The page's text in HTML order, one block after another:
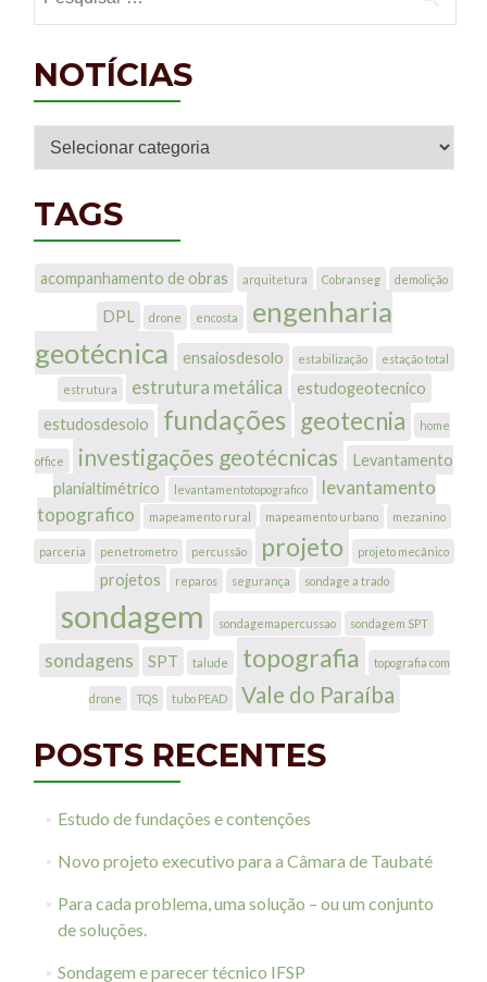
NOTÍCIAS
Notícias
TAGS
acompanhamento de obras arquitetura Cobranseg demolição
DPL drone encosta
engenharia
geotécnica
ensaiosdesolo estabilização estação total
estrutura estrutura metálica
estudogeotecnico
estudosdesolo
fundações geotecnia home
office investigações geotécnicas
Levantamento
planialtimétrico
levantamentotopografico
levantamento
topografico
mapeamento rural mapeamento urbano mezanino
parceria penetrometro percussão projeto projeto mecânico
projetos reparos segurança sondage a trado
sondagem sondagemapercussao sondagem SPT
sondagens SPT talude topografia topografia com
drone TQS tubo PEAD Vale do Paraíba
POSTS RECENTES
Estudo de fundações e contenções
Novo projeto executivo para a Câmara de Taubaté
Para cada problema, uma solução – ou um conjunto
de soluções.
Sondagem e parecer técnico IFSP